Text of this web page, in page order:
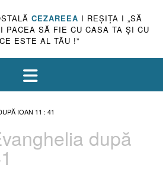
CEZAREEA I REŞIŢA I „SĂ
PACEA SĂ FIE CU CASA TA ŞI CU
ESTE AL TĂU !”
IOAN 11 : 41
după